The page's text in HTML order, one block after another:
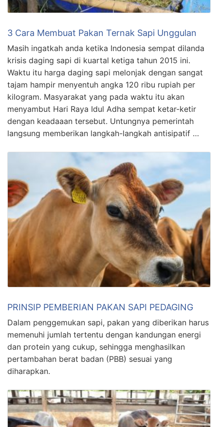
3 Cara Membuat Pakan Ternak Sapi Unggulan
Masih ingatkah anda ketika Indonesia sempat dilanda
krisis daging sapi di kuartal ketiga tahun 2015 ini.
Waktu itu harga daging sapi melonjak dengan sangat
tajam hampir menyentuh angka 120 ribu rupiah per
kilogram. Masyarakat yang pada waktu itu akan
menyambut Hari Raya Idul Adha sempat ketar-ketir
dengan keadaaan tersebut. Untungnya pemerintah
langsung memberikan langkah-langkah antisipatif …
PRINSIP PEMBERIAN PAKAN SAPI PEDAGING
Dalam penggemukan sapi, pakan yang diberikan harus
memenuhi jumlah tertentu dengan kandungan energi
dan protein yang cukup, sehingga menghasilkan
pertambahan berat badan (PBB) sesuai yang
diharapkan.